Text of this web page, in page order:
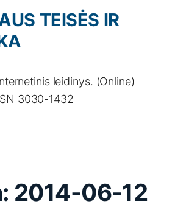
TEISĖS IR
leidinys. (Online)
3030-1432
2014-06-12